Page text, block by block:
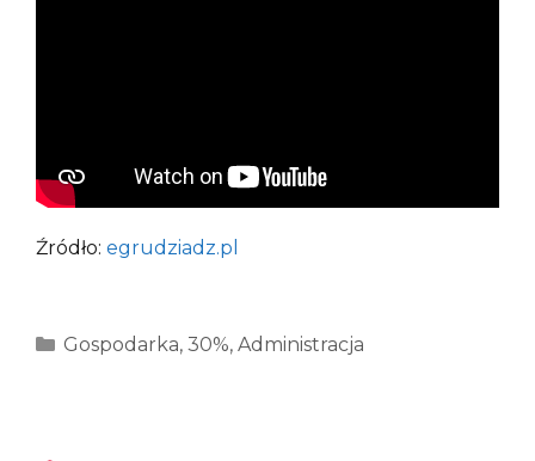
Źródło: egrudziadz.pl
Kategorie
Gospodarka, 30%, Administracja